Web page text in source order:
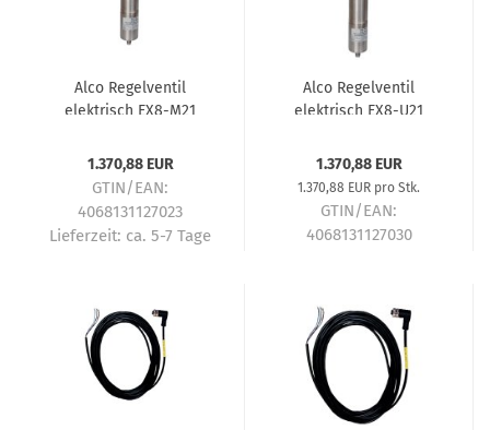
Alco Regelventil
elektrisch EX8-M21
1.370,88 EUR
GTIN/EAN:
4068131127023
Lieferzeit: ca. 5-7 Tage
Alco Regelventil
elektrisch EX8-U21
1.370,88 EUR
1.370,88 EUR pro Stk.
GTIN/EAN:
4068131127030